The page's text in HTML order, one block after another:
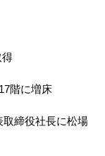
得
階に増床
締役社長に松場